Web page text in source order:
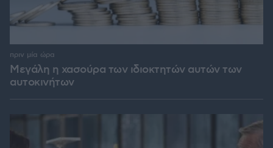
Μεγάλη η χασούρα των ιδιοκτητών αυτών των
αυτοκινήτων
πριν μία ώρα